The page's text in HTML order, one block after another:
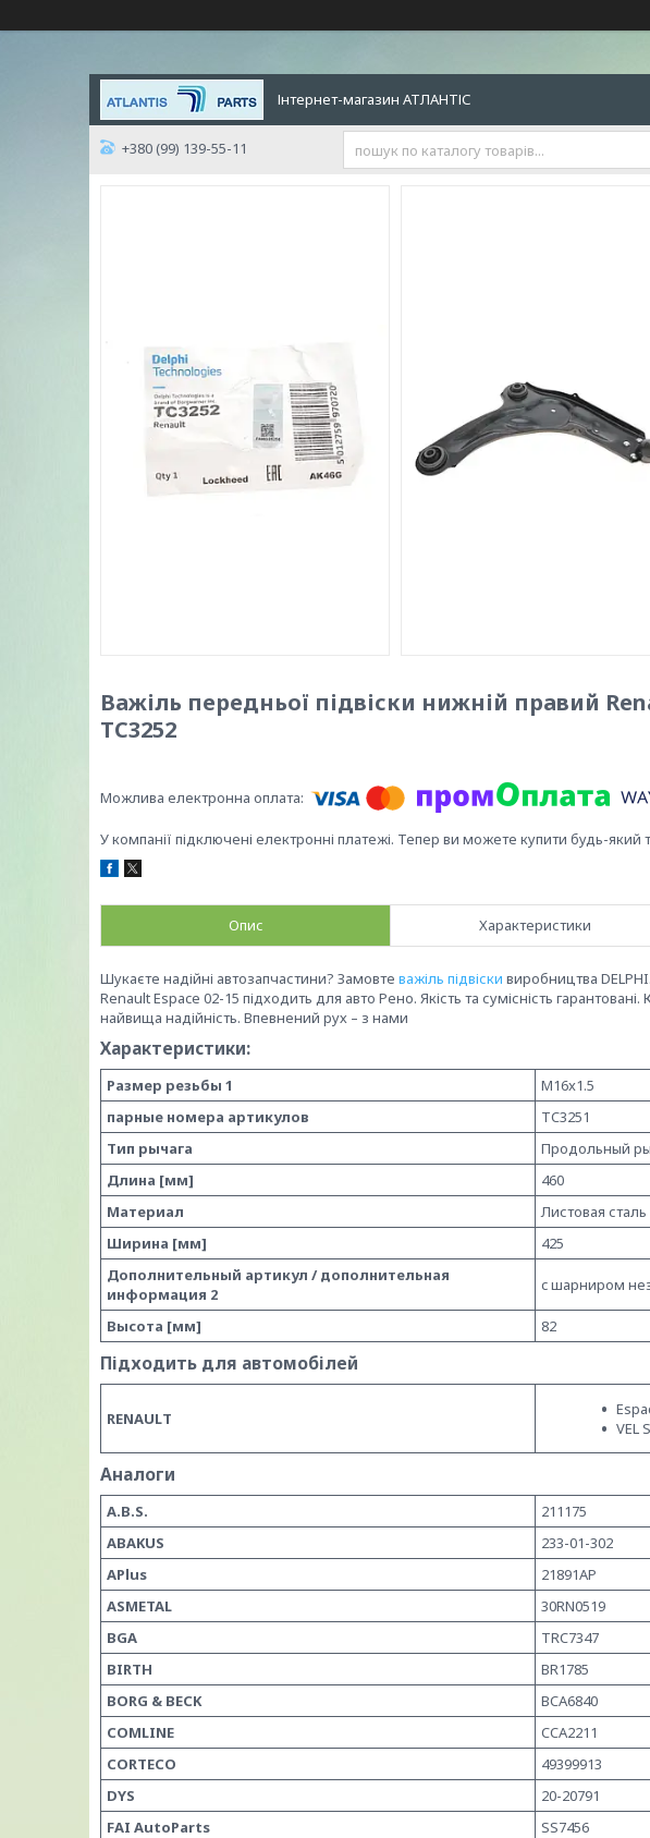
Інтернет-магазин АТЛАНТІС
+380 (99) 139-55-11
Важіль передньої підвіски нижній правий
TC3252
У компанії підключені електронні платежі. Тепер ви можете купити будь-
Опис Характеристики
Шукаєте надійні автозапчастини? Замовте важіль підвіски виробництва
Renault Espace 02-15 підходить для авто Рено. Якість та сумісність
найвища надійність. Впевнений рух – з нами
Характеристики:
Размер резьбы 1
M16x1.5
парные номера артикулов
TC3251
Тип рычага
Продольный
Длина [мм]
460
Материал
Листовая сталь
Ширина [мм]
425
Дополнительный артикул / дополнительная
информация 2
c шарниром
Высота [мм] 82
Підходить для автомобілей
RENAULT
VEL
Аналоги
A.B.S.
211175
ABAKUS
233-01-302
APlus
21891AP
ASMETAL
30RN0519
BGA
TRC7347
BIRTH
BR1785
BORG & BECK
BCA6840
COMLINE
CCA2211
CORTECO
49399913
DYS
20-20791
FAI AutoParts
SS7456